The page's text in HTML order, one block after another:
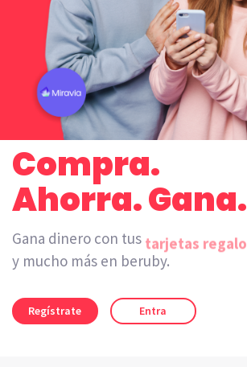
Compra.
Ahorra. Gana.
Gana dinero con tus tarjetas regalo
y mucho más en beruby.
Regístrate Entra